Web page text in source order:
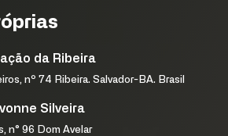
da Ribeira
nº 74 Ribeira. Salvador-BA. Brasil
Silveira
n° 96 Dom Avelar